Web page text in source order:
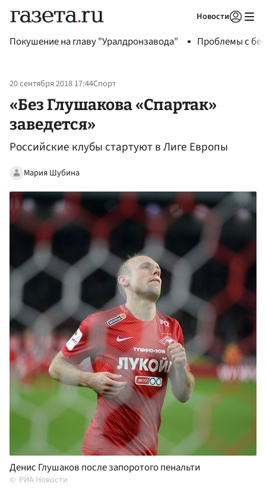
Новости
Покушение на главу "Уралдронзавода" Проблемы с
20 сентября 2018 17:44Спорт
«Без Глушакова «Спартак»
заведется»
Российские клубы стартуют в Лиге Европы
Мария Шубина
Денис Глушаков после запоротого пенальти
РИА Новости